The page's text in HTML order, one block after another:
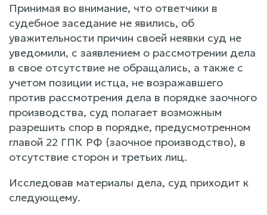
Принимая во внимание, что ответчики в
судебное заседание не явились, об
уважительности причин своей неявки суд не
уведомили, с заявлением о рассмотрении дела
в свое отсутствие не обращались, а также с
учетом позиции истца, не возражавшего
против рассмотрения дела в порядке заочного
производства, суд полагает возможным
разрешить спор в порядке, предусмотренном
главой 22 ГПК РФ (заочное производство), в
отсутствие сторон и третьих лиц.
Исследовав материалы дела, суд приходит к
следующему.